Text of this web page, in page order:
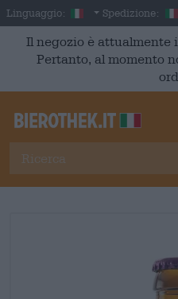
Skip to main content
Linguaggio: Italian
Spedizione:
Il negozio è attualmente
Pertanto, al momento